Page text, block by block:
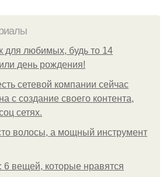
для любимых, будь то 14
день рождения!
сетевой компании сейчас
с создание своего контента,
сетях.
волосы, а мощный инструмент
6 вещей, которые нравятся